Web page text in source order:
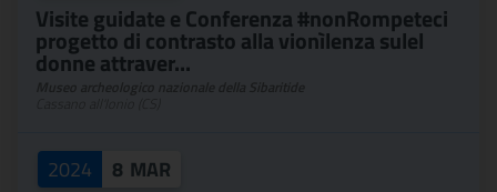
Visite guidate e Conferenza #nonRompeteci
progetto di contrasto alla vionìlenza sulel
donne attraver...
2024 8 MAR